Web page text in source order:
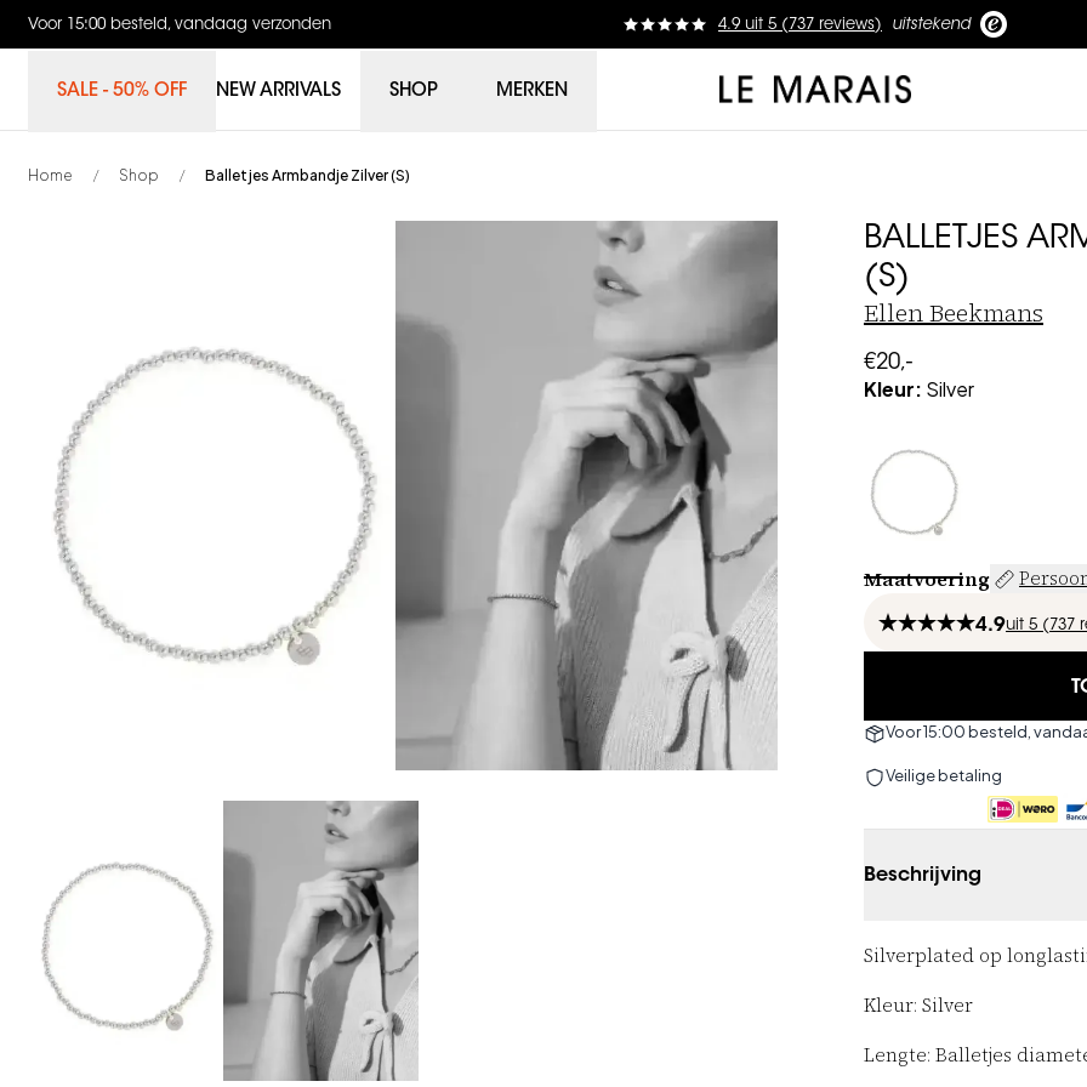
Voor 15:00 besteld, vandaag verzonden 4.9 uit 5 ( 737 reviews) uitstekend
SALE - 50% OFF NEW ARRIVALS SHOP MERKEN Le Marais
Home / Shop / Balletjes Armbandje Zilver (S)
BALLETJES
(S)
Ellen Beekmans
€20,-
Kleur: Silver
Maatvoering
4.9uit 5 (737
Voor 15:00 besteld,
Veilige betaling
Beschrijving
Silverplated op
Kleur: Silver
Lengte: Balletjes